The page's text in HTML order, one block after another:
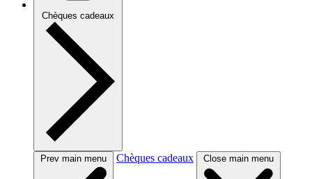
Chèques cadeaux
Prev main menu Chèques cadeaux Close main menu